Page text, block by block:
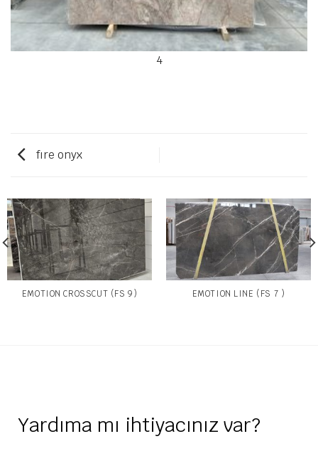
4
fıre onyx
EMOTION CROSSCUT (FS 9) EMOTION LINE (FS 7 )
Yardıma mı ihtiyacınız var?